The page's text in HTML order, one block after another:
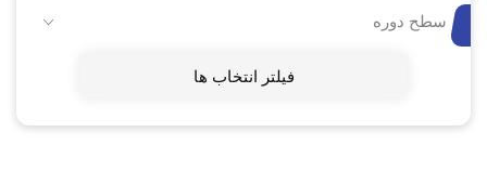
سطح دوره
فیلتر انتخاب ها